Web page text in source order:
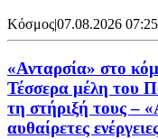
Κόσμος|07.08.2026 07:25
«Ανταρσία» στο
Τέσσερα μέλη του
τη στήριξή τους –
αυθαίρετες